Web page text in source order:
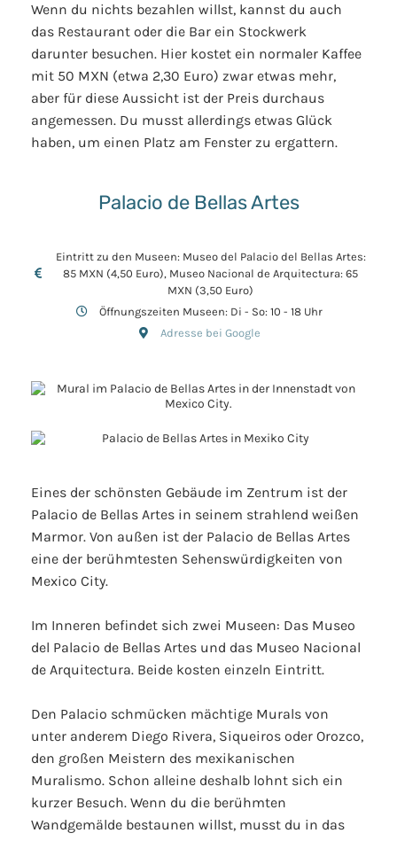
Wenn du nichts bezahlen willst, kannst du auch
das Restaurant oder die Bar ein Stockwerk
darunter besuchen. Hier kostet ein normaler Kaffee
mit 50 MXN (etwa 2,30 Euro) zwar etwas mehr,
aber für diese Aussicht ist der Preis durchaus
angemessen. Du musst allerdings etwas Glück
haben, um einen Platz am Fenster zu ergattern.
Palacio de Bellas Artes
Eintritt zu den Museen: Museo del Palacio del Bellas Artes:
85 MXN (4,50 Euro), Museo Nacional de Arquitectura: 65
MXN (3,50 Euro)
Öffnungszeiten Museen: Di - So: 10 - 18 Uhr
Adresse bei Google
Eines der schönsten Gebäude im Zentrum ist der
Palacio de Bellas Artes in seinem strahlend weißen
Marmor. Von außen ist der Palacio de Bellas Artes
eine der berühmtesten Sehenswürdigkeiten von
Mexico City.
Im Inneren befindet sich zwei Museen: Das Museo
del Palacio de Bellas Artes und das Museo Nacional
de Arquitectura. Beide kosten einzeln Eintritt.
Den Palacio schmücken mächtige Murals von
unter anderem Diego Rivera, Siqueiros oder Orozco,
den großen Meistern des mexikanischen
Muralismo. Schon alleine deshalb lohnt sich ein
kurzer Besuch. Wenn du die berühmten
Wandgemälde bestaunen willst, musst du in das